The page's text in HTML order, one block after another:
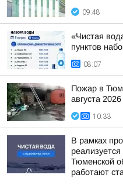
09:48
«Чистая
пунктов
08:07
Пожар в
августа
10:33
В рамках
Тюменской
работают